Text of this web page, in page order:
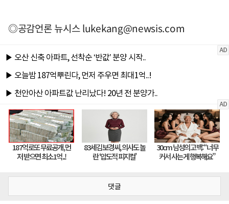
◎공감언론 뉴시스lukekang@newsis.com
댓글